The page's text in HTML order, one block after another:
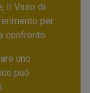
Il Vaso di
per
confronto.
uno
può